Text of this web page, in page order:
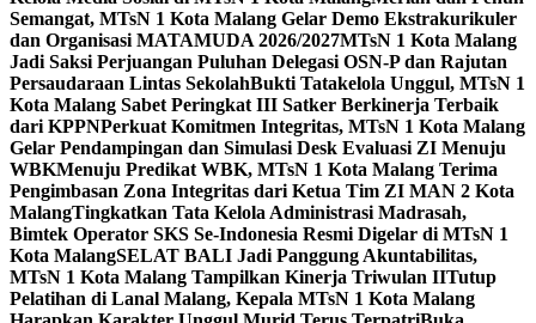
Semangat, MTsN 1 Kota Malang Gelar Demo Ekstrakurikuler
dan Organisasi MATAMUDA 2026/2027MTsN 1 Kota Malang
Jadi Saksi Perjuangan Puluhan Delegasi OSN-P dan Rajutan
Persaudaraan Lintas SekolahBukti Tatakelola Unggul, MTsN 1
Kota Malang Sabet Peringkat III Satker Berkinerja Terbaik
dari KPPNPerkuat Komitmen Integritas, MTsN 1 Kota Malang
Gelar Pendampingan dan Simulasi Desk Evaluasi ZI Menuju
WBKMenuju Predikat WBK, MTsN 1 Kota Malang Terima
Pengimbasan Zona Integritas dari Ketua Tim ZI MAN 2 Kota
MalangTingkatkan Tata Kelola Administrasi Madrasah,
Bimtek Operator SKS Se-Indonesia Resmi Digelar di MTsN 1
Kota MalangSELAT BALI Jadi Panggung Akuntabilitas,
MTsN 1 Kota Malang Tampilkan Kinerja Triwulan IITutup
Pelatihan di Lanal Malang, Kepala MTsN 1 Kota Malang